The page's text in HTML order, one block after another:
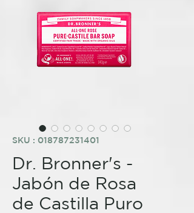
SKU : 018787231401
Dr. Bronner's -
Jabón de Rosa
de Castilla Puro